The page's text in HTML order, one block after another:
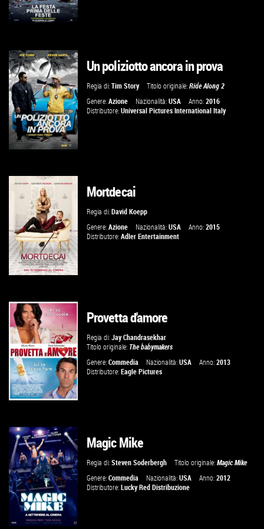
GUARDA IL TRAILER
VAI ALLA SCHEDA
GUARDA IL TRAILER
VAI ALLA SCHEDA
Un poliziotto ancora in prova
Regia di:Tim Story Titolo originale:Ride Along 2
Genere:Azione Nazionalità:USA Anno:2016
Distributore:Universal Pictures International Italy
GUARDA IL TRAILER
VAI ALLA SCHEDA
Mortdecai
Regia di:David Koepp
Genere:Azione Nazionalità:USA Anno:2015
Distributore:Adler Entertainment
VAI ALLA SCHEDA
Provetta d'amore
Regia di:Jay Chandrasekhar
Titolo originale: The babymakers
Genere:Commedia Nazionalità:USA Anno:2013
Distributore:Eagle Pictures
Magic Mike
Regia di:Steven Soderbergh Titolo originale:Magic Mike
Genere:Commedia Nazionalità:USA Anno:2012
Distributore:Lucky Red Distribuzione